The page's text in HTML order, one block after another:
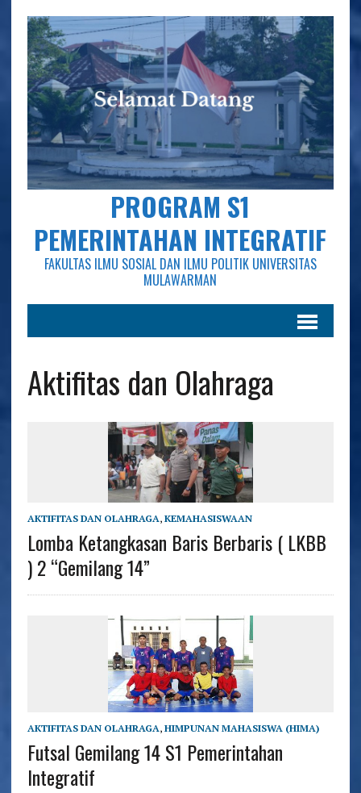
PROGRAM S1
PEMERINTAHAN INTEGRATIF
FAKULTAS ILMU SOSIAL DAN ILMU POLITIK UNIVERSITAS
MULAWARMAN
Aktifitas dan Olahraga
AKTIFITAS DAN OLAHRAGA, KEMAHASISWAAN
Lomba Ketangkasan Baris Berbaris ( LKBB
) 2 “Gemilang 14”
AKTIFITAS DAN OLAHRAGA, HIMPUNAN MAHASISWA (HIMA)
Futsal Gemilang 14 S1 Pemerintahan
Integratif